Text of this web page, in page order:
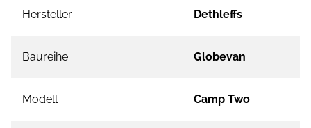
Hersteller Dethleffs
Baureihe Globevan
Modell Camp Two